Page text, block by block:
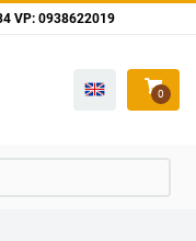
VP: 0938622019
0